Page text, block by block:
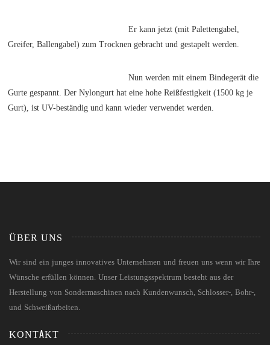
Er kann jetzt (mit Palettengabel,
Greifer, Ballengabel) zum Trocknen gebracht und gestapelt werden.
Nun werden mit einem Bindegerät die
Gurte gespannt. Der Nylongurt hat eine hohe Reißfestigkeit (1500 kg je
Gurt), ist UV-beständig und kann wieder verwendet werden.
ÜBER UNS
Wir sind ein junges innovatives Unternehmen und freuen uns wenn wir Ihre
Wünsche erfüllen können. Unser Leistungsspektrum besteht aus der
Herstellung von Sondermaschinen nach Kundenwunsch, Schlosser-, Bohr-,
und Schweißarbeiten.
KONTAKT